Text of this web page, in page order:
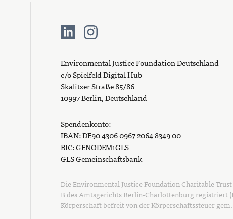
Environmental Justice Foundation Deutschland
c/o Spielfeld Digital Hub
Skalitzer Straße 85/86
10997 Berlin, Deutschland
Spendenkonto:
IBAN: DE90 4306 0967 2064 8349 00
BIC: GENODEM1GLS
GLS Gemeinschaftsbank
Die Environmental Justice Foundation Charitable
B des Amtsgerichts Berlin-Charlottenburg registriert
Körperschaft befreit von der Körperschaftssteuer